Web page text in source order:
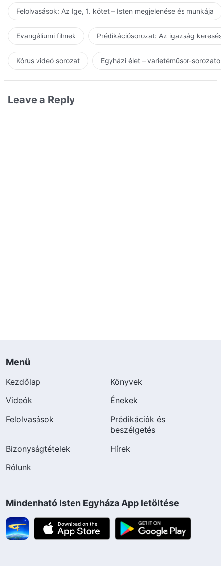
Felolvasások: Az Ige, 1. kötet – Isten megjelenése és munkája
Evangéliumi filmek Prédikációsorozat: Az igazság
Kórus videó sorozat Egyházi élet – varietéműsor-
Leave a Reply
Menü
Kezdőlap
Könyvek
Videók
Énekek
Felolvasások
Prédikációk és
beszélgetés
Bizonyságtételek
Hírek
Rólunk
Mindenható Isten Egyháza App letöltése